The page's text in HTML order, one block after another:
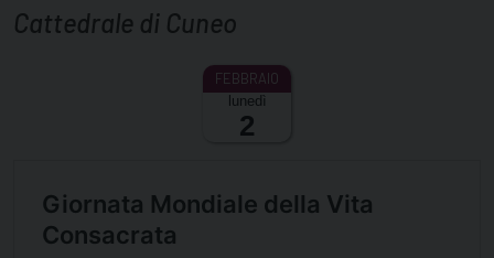
Cattedrale di Cuneo
lunedì
2